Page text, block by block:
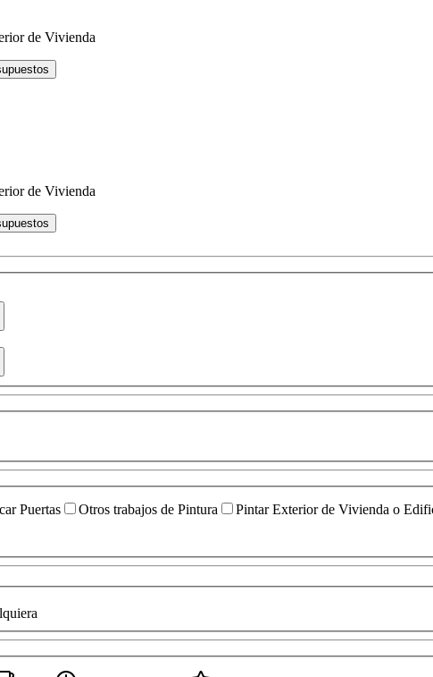
de Vivienda
de Vivienda
Puertas Otros trabajos de Pintura Pintar Exterior de Vivienda o